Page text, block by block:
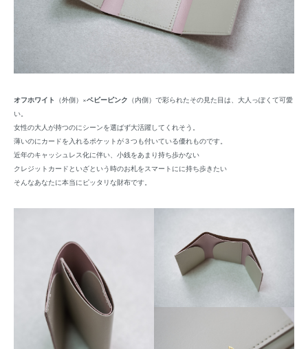
オフホワイト （外側）×ベビーピンク （内側）で彩られたその見た目は、大人っぽくて可愛
い。
女性の大人が持つのにシーンを選ばず大活躍してくれそう。
薄いのにカードを入れるポケットが３つも付いている優れものです。
近年のキャッシュレス化に伴い、小銭をあまり持ち歩かない
クレジットカードといざという時のお札をスマートにに持ち歩きたい
そんなあなたに本当にピッタリな財布です。